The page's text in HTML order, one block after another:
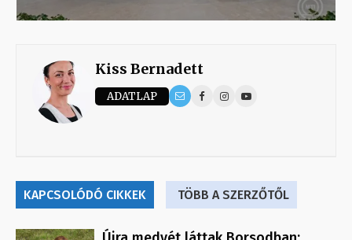
Kiss Bernadett
ADATLAP
KAPCSOLÓDÓ CIKKEK TÖBB A SZERZŐTŐL